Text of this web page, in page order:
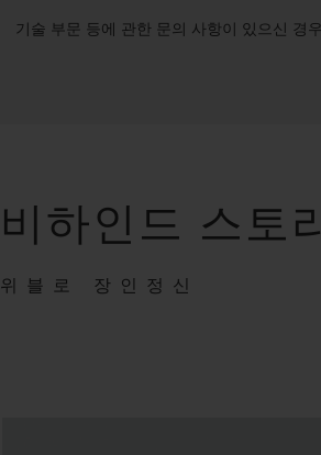
기술 부문 등에 관한 문의 사항이 있으신 경
비하인드 스토리
위블로 장인정신